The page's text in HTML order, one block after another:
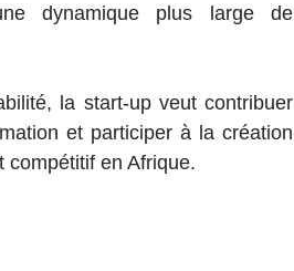
dynamique plus large de
la start-up veut contribuer
et participer à la création
compétitif en Afrique.